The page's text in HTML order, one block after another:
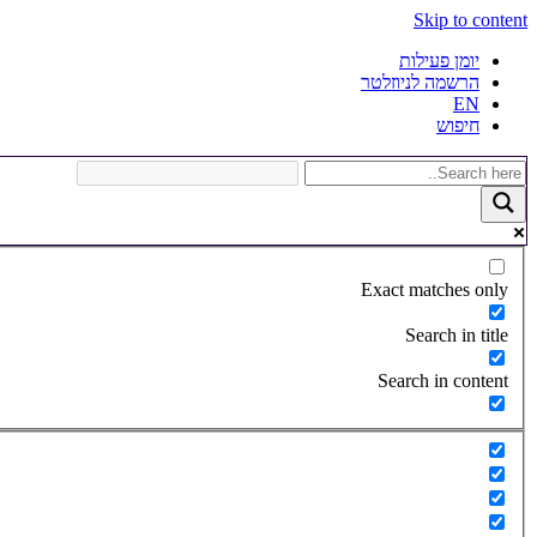
Skip to content
יומן פעילות
הרשמה לניוזלטר
EN
חיפוש
Exact matches only
Search in title
Search in content